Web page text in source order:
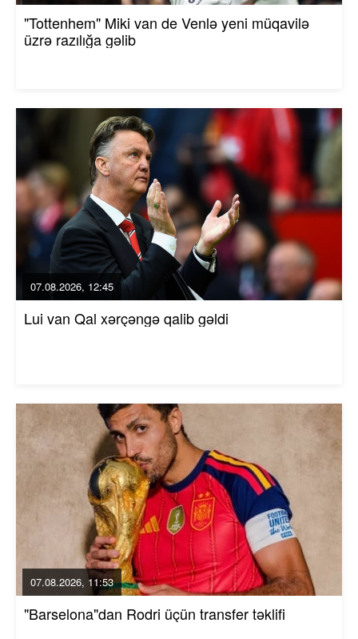
"Tottenhem" Miki van de Venlə yeni müqavilə
üzrə razılığa gəlib
07.08.2026, 12:45
Lui van Qal xərçəngə qalib gəldi
07.08.2026, 11:53
"Barselona"dan Rodri üçün transfer təklifi